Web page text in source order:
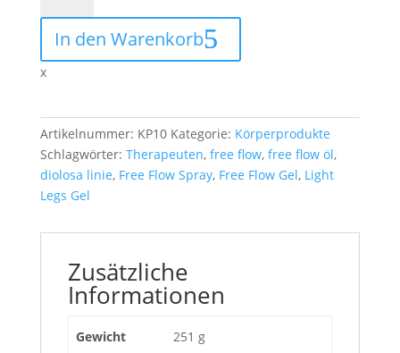
Pflegeprodukte
Menge
In den Warenkorb
x
Artikelnummer: KP10 Kategorie: Körperprodukte
Schlagwörter: Therapeuten, free flow, free flow öl,
diolosa linie, Free Flow Spray, Free Flow Gel, Light
Legs Gel
Zusätzliche
Informationen
Gewicht 251 g